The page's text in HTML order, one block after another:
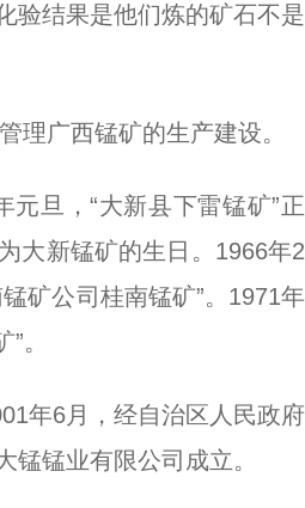
验结果是他们炼的矿石不是
理广西锰矿的生产建设。
旦，“大新县下雷锰矿”正
大新锰矿的生日。1966年2
矿公司桂南锰矿”。1971年
。
年6月，经自治区人民政府
锰业有限公司成立。